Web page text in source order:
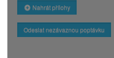
Nahrát přílohy
Odeslat nezávaznou poptávku